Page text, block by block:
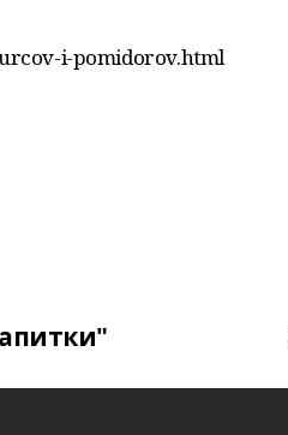
i-pomidorov.html